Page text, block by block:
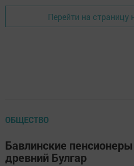
Перейти на страницу
ОБЩЕСТВО
Бавлинские
древний Булгар